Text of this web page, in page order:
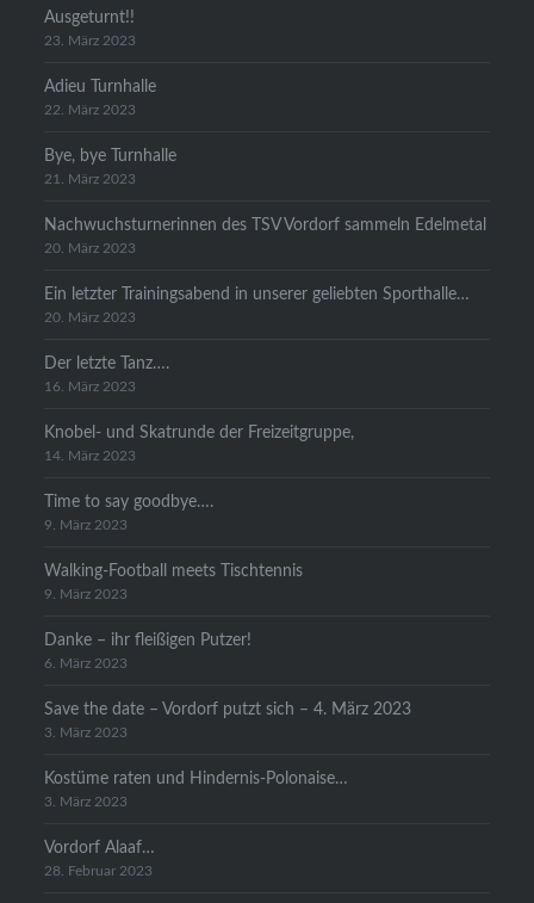
Ausgeturnt!!
23. März 2023
Adieu Turnhalle
22. März 2023
Bye, bye Turnhalle
21. März 2023
Nachwuchsturnerinnen des TSV Vordorf sammeln Edelmetal
20. März 2023
Ein letzter Trainingsabend in unserer geliebten Sporthalle…
20. März 2023
Der letzte Tanz….
16. März 2023
Knobel- und Skatrunde der Freizeitgruppe,
14. März 2023
Time to say goodbye….
9. März 2023
Walking-Football meets Tischtennis
9. März 2023
Danke – ihr fleißigen Putzer!
6. März 2023
Save the date – Vordorf putzt sich – 4. März 2023
3. März 2023
Kostüme raten und Hindernis-Polonaise…
3. März 2023
Vordorf Alaaf…
28. Februar 2023